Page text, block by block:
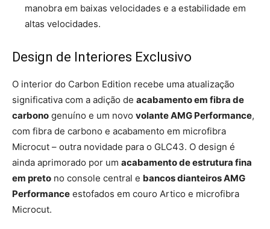
manobra em baixas velocidades e a estabilidade em
altas velocidades.
Design de Interiores Exclusivo
O interior do Carbon Edition recebe uma atualização
significativa com a adição de acabamento em fibra de
carbono genuíno e um novo volante AMG Performance,
com fibra de carbono e acabamento em microfibra
Microcut – outra novidade para o GLC43. O design é
ainda aprimorado por um acabamento de estrutura fina
em preto no console central e bancos dianteiros AMG
Performance estofados em couro Artico e microfibra
Microcut.